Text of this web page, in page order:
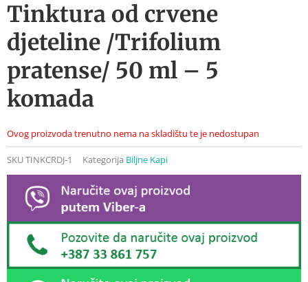
Tinktura od crvene
djeteline /Trifolium
pratense/ 50 ml – 5
komada
Ovog proizvoda trenutno nema na skladištu te je nedostupan
SKUTINKCRDJ-1 Kategorija Biljne Kapi